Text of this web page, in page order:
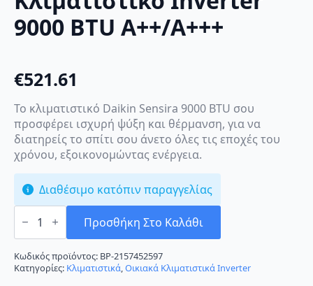
9000 BTU A++/A+++
€521.61
Το κλιματιστικό Daikin Sensira 9000 BTU σου
προσφέρει ισχυρή ψύξη και θέρμανση, για να
διατηρείς το σπίτι σου άνετο όλες τις εποχές του
χρόνου, εξοικονομώντας ενέργεια.
Διαθέσιμο κατόπιν παραγγελίας
Daikin
Sensira
FTXF25D/RXF25D
Κλιματιστικό
Inverter
9000
BTU
Προσθήκη Στο Καλάθι
Κωδικός προϊόντος: BP-2157452597
Κατηγορίες: Κλιματιστικά,Οικιακά Κλιματιστικά Inverter